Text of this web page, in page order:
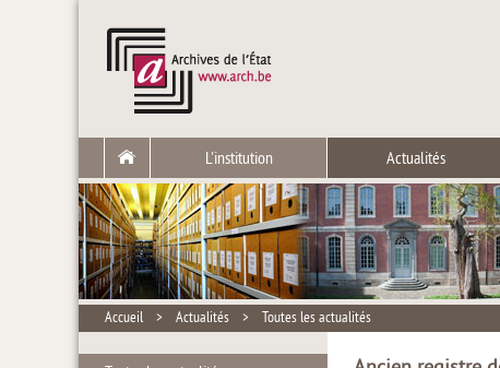
L'institution Actualités
Accueil > Actualités > Toutes les actualités